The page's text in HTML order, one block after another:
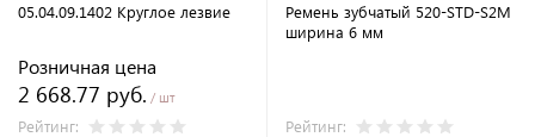
05.04.09.1402 Круглое лезвие
Розничная цена
2 668.77 руб. / шт
Рейтинг:
Ремень зубчатый 520-STD-S2M
ширина 6 мм
Рейтинг: